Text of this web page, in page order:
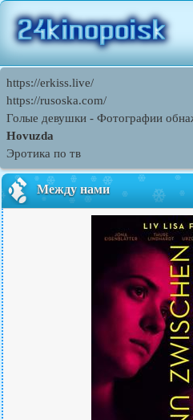
https://erkiss.live/
https://rusoska.com/
Голые девушки - Фотографии
Hovuzda
Эротика по тв
Между нами